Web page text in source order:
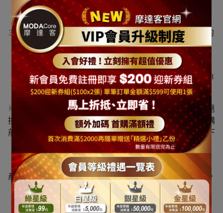
※請注意"尺(呎)"乃一般聖誕樹業界的高度單位(一尺約
30cm)， 其一般高度定義為從底座底部地上一直到樹頂星的
樹藤向上全部拉直到最頂部的垂直高度 有可能因為放置樹
頂星或頂部樹藤沒有向上拉直而導致高度的減少*
※商品可能會因實際某些因素產生些許誤差，誤差值在5~8
公分上下為合理範圍
※我們工作人員皆辛苦努力地為您的訂單服務，為避免因退
換貨浪費來回時間與造成物流費用等資源損失與浪費，訂購
前請務必謹慎思考您需要的規格尺寸，請務必確認後方才下
單
※ 商品可能因拍攝或是您的螢幕狀況或所處地方光線不同
產生視覺色差，圖片僅供參考，商品依實際供貨樣式為準。
※ 本服務與本公司保留視情況修改替換搭配商品吊飾之權
利。